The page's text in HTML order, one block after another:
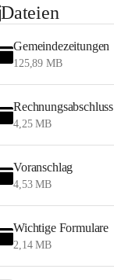
Dateien
Gemeindezeitungen
125,89 MB
Rechnungsabschluss
4,25 MB
Voranschlag
4,53 MB
Wichtige Formulare
2,14 MB